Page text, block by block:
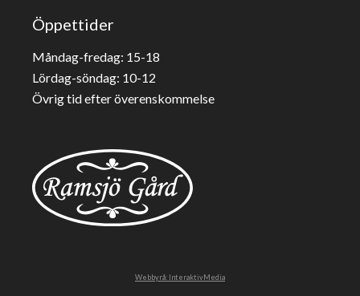
Öppettider
Måndag-fredag: 15-18
Lördag-söndag: 10-12
Övrig tid efter överenskommelse
Webbyrå: InteraktivMedia